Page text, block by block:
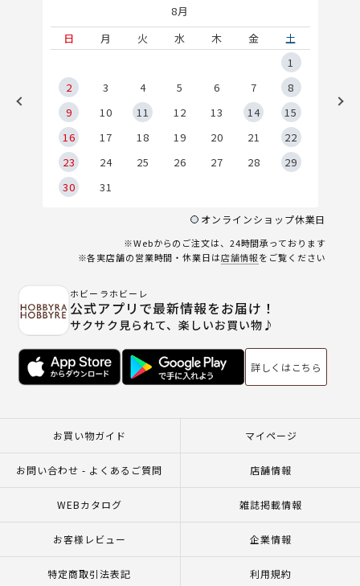
8月
日
月 火 水 木 金
土
1
2
3 4 5 6 7
8
9
10 11 12 13 14
15
16
17 18 19 20 21
22
23
24 25 26 27 28
29
30
31
オンラインショップ休業日
※Webからのご注文は、24時間承っております
※各実店舗の営業時間・休業日は店舗情報をご覧ください
ホビーラホビーレ
公式アプリで最新情報をお届け！
サクサク見られて、楽しいお買い物♪
詳しくはこちら
お買い物ガイド マイページ
お問い合わせ - よくあるご質問 店舗情報
WEBカタログ 雑誌掲載情報
お客様レビュー 企業情報
特定商取引法表記 利用規約